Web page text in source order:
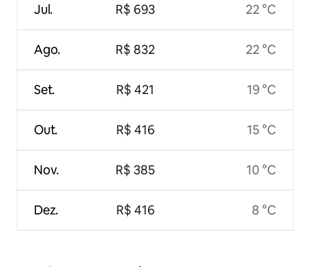
Jul.
Ago.
Set.
Out.
Nov.
Dez.
R$ 693
R$ 832
R$ 421
R$ 416
R$ 385
R$ 416
22 °C
22 °C
19 °C
15 °C
10 °C
8 °C